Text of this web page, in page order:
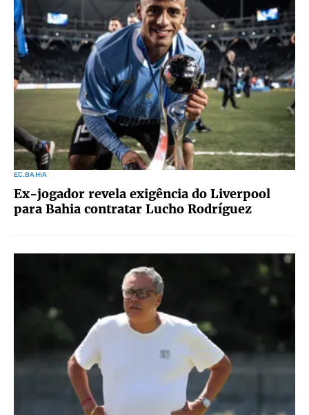
EC.BAHIA
Ex-jogador revela exigência do Liverpool
para Bahia contratar Lucho Rodríguez